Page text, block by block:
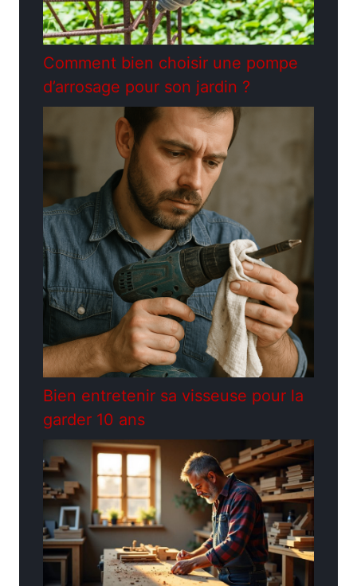
Comment bien choisir une pompe
d’arrosage pour son jardin ?
Bien entretenir sa visseuse pour la
garder 10 ans